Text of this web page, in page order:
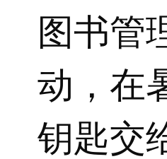
图书管
动，在
钥匙交